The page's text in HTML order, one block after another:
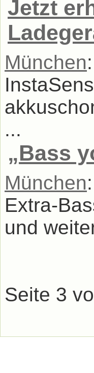
Jetzt
München
...
„Bass
München
Extra-
und
Seite 3